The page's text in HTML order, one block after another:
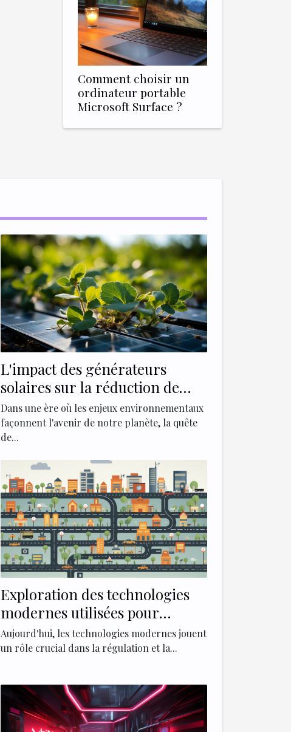
Comment choisir un
ordinateur portable
Microsoft Surface ?
L'impact des générateurs
solaires sur la réduction de
l'empreinte carbone
Dans une ère où les enjeux environnementaux
façonnent l'avenir de notre planète, la quête
de...
Exploration des technologies
modernes utilisées pour
sécuriser et réguler le trafic
dans les centres-villes
Aujourd'hui, les technologies modernes jouent
un rôle crucial dans la régulation et la...